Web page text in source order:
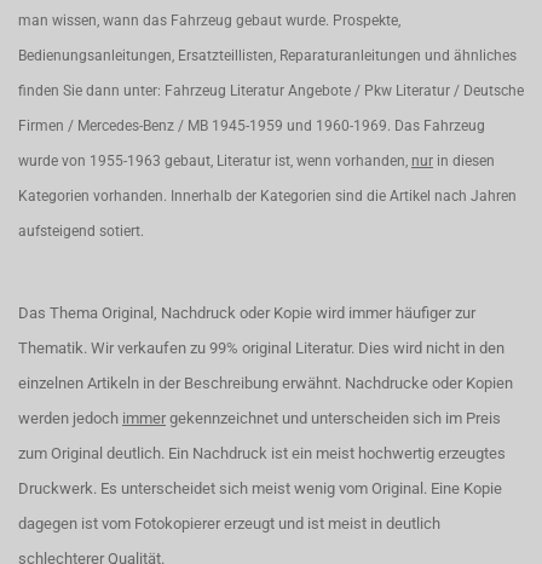
man wissen, wann das Fahrzeug gebaut wurde. Prospekte,
Bedienungsanleitungen, Ersatzteillisten, Reparaturanleitungen und ähnliches
finden Sie dann unter: Fahrzeug Literatur Angebote / Pkw Literatur / Deutsche
Firmen / Mercedes-Benz / MB 1945-1959 und 1960-1969. Das Fahrzeug
wurde von 1955-1963 gebaut, Literatur ist, wenn vorhanden, nur in diesen
Kategorien vorhanden. Innerhalb der Kategorien sind die Artikel nach Jahren
aufsteigend sotiert.
Das Thema Original, Nachdruck oder Kopie wird immer häufiger zur
Thematik. Wir verkaufen zu 99% original Literatur. Dies wird nicht in den
einzelnen Artikeln in der Beschreibung erwähnt. Nachdrucke oder Kopien
werden jedoch immer gekennzeichnet und unterscheiden sich im Preis
zum Original deutlich. Ein Nachdruck ist ein meist hochwertig erzeugtes
Druckwerk. Es unterscheidet sich meist wenig vom Original. Eine Kopie
dagegen ist vom Fotokopierer erzeugt und ist meist in deutlich
schlechterer Qualität.